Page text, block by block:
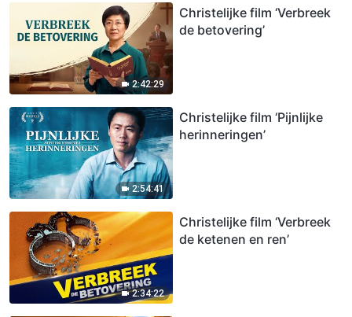
2:42:29
Christelijke film ‘Verbreek
de betovering’
2:54:41
Christelijke film ‘Pijnlijke
herinneringen’
2:34:22
Christelijke film ‘Verbreek
de ketenen en ren’